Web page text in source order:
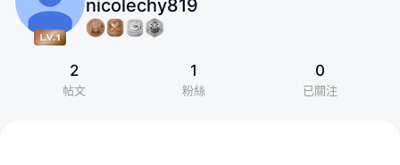
nicolechy819
2
帖文
1
粉絲
0
已關注